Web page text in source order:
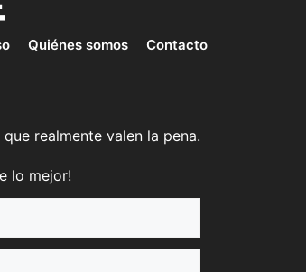
Quiénes somos Contacto
realmente valen la pena.
lo mejor!